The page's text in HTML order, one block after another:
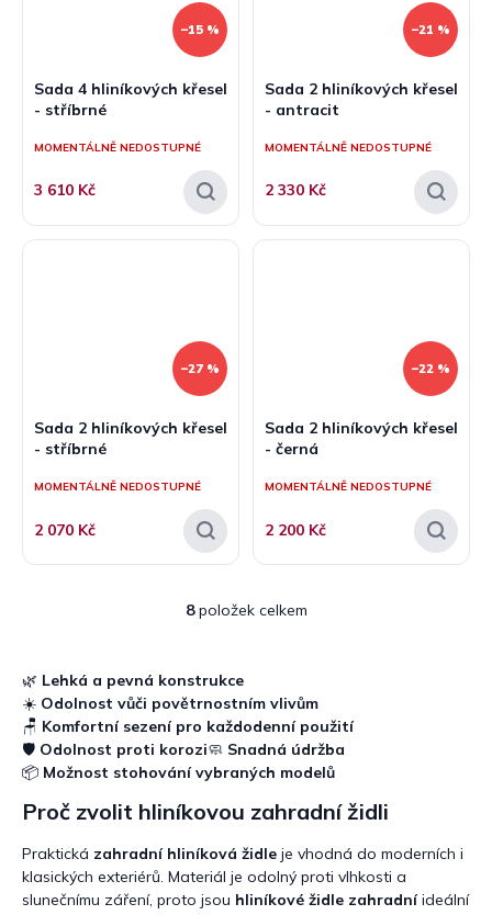
–15 %
Sada 4 hliníkových křesel
- stříbrné
MOMENTÁLNĚ NEDOSTUPNÉ
3 610 Kč
–21 %
Sada 2 hliníkových křesel
- antracit
MOMENTÁLNĚ NEDOSTUPNÉ
2 330 Kč
–27 %
Sada 2 hliníkových křesel
- stříbrné
MOMENTÁLNĚ NEDOSTUPNÉ
2 070 Kč
–22 %
Sada 2 hliníkových křesel
- černá
MOMENTÁLNĚ NEDOSTUPNÉ
2 200 Kč
O
d
a
c
í
p
r
v
k
y
v
8položek celkem
🌿 Lehká a pevná konstrukce
☀️ Odolnost vůči povětrnostním vlivům
🪑 Komfortní sezení pro každodenní použití
🛡️ Odolnost proti korozi🧼 Snadná údržba
📦 Možnost stohování vybraných modelů
Proč zvolit hliníkovou zahradní židli
Praktická zahradní hliníková židle je vhodná do moderních i
klasických exteriérů. Materiál je odolný proti vlhkosti a
slunečnímu záření, proto jsou hliníkové židle zahradníideální